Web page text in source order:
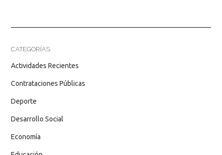
CATEGORÍAS
Actividades Recientes
Contrataciones Públicas
Deporte
Desarrollo Social
Economía